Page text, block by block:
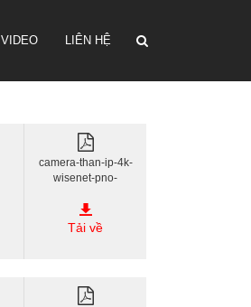
VIDEO LIÊN HỆ
camera-than-ip-4k-
wisenet-pno-
Tải về